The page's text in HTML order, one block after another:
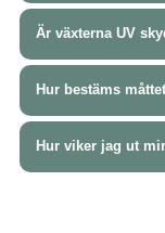
Vi
Är växterna UV
Våra
Hur bestäms
Våra växter är
Hur viker jag ut